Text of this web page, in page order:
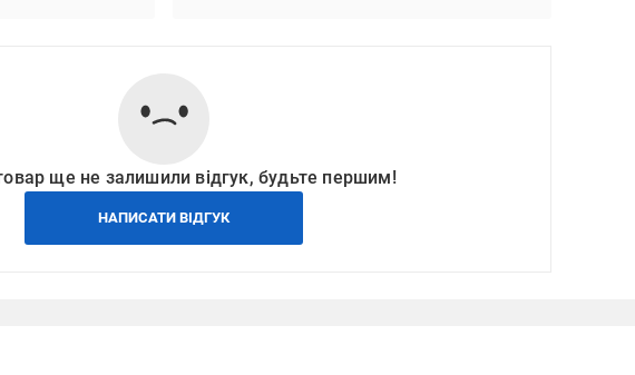
ще не залишили відгук, будьте першим!
НАПИСАТИ ВІДГУК